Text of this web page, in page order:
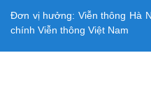
Đơn vị hưởng: Viễn thông Hà
chính Viễn thông Việt Nam